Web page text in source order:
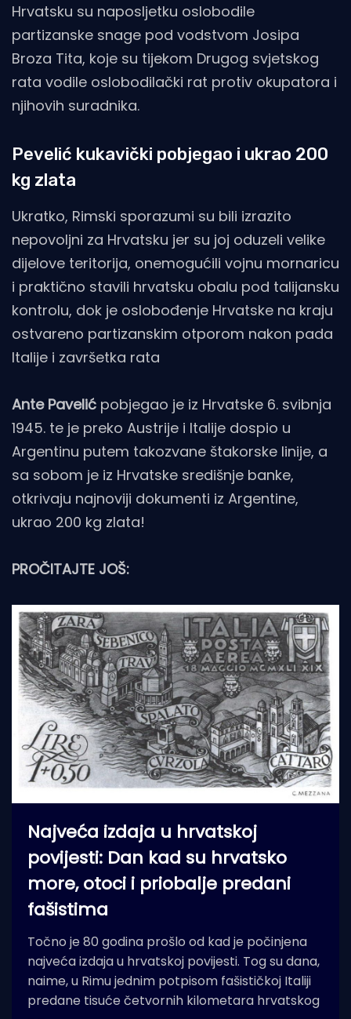
Hrvatsku su naposljetku oslobodile
partizanske snage pod vodstvom Josipa
Broza Tita, koje su tijekom Drugog svjetskog
rata vodile oslobodilački rat protiv okupatora i
njihovih suradnika.
Pevelić kukavički pobjegao i ukrao 200
kg zlata
Ukratko, Rimski sporazumi su bili izrazito
nepovoljni za Hrvatsku jer su joj oduzeli velike
dijelove teritorija, onemogućili vojnu mornaricu
i praktično stavili hrvatsku obalu pod talijansku
kontrolu, dok je oslobođenje Hrvatske na kraju
ostvareno partizanskim otporom nakon pada
Italije i završetka rata
Ante Pavelić pobjegao je iz Hrvatske 6. svibnja
1945. te je preko Austrije i Italije dospio u
Argentinu putem takozvane štakorske linije, a
sa sobom je iz Hrvatske središnje banke,
otkrivaju najnoviji dokumenti iz Argentine,
ukrao 200 kg zlata!
PROČITAJTE JOŠ:
Najveća izdaja u hrvatskoj
povijesti: Dan kad su hrvatsko
more, otoci i priobalje predani
fašistima
Točno je 80 godina prošlo od kad je počinjena
najveća izdaja u hrvatskoj povijesti. Tog su dana,
naime, u Rimu jednim potpisom fašističkoj Italiji
predane tisuće četvornih kilometara hrvatskog